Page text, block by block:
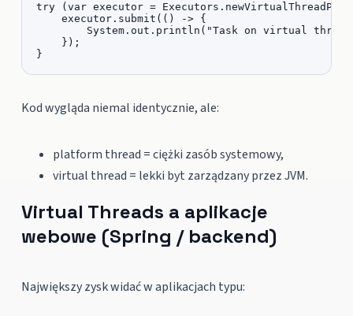
try (var executor =
    executor.submit(() -> {
System.out.println("Task on virtual
    });
}
Kod wygląda niemal identycznie, ale:
platform thread = ciężki zasób systemowy,
virtual thread = lekki byt zarządzany przez JVM.
Virtual Threads a aplikacje
webowe (Spring / backend)
Największy zysk widać w aplikacjach typu: